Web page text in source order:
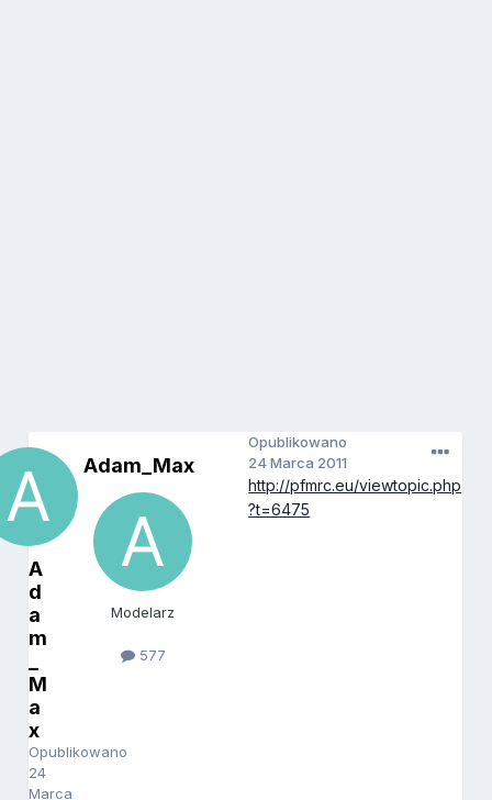
A
d
a
m
M
a
x
Opublikowano
24
Marca
Adam_Max
Modelarz
577
Opublikowano
24 Marca 2011
http://pfmrc.eu/viewtopic.php
?t=6475